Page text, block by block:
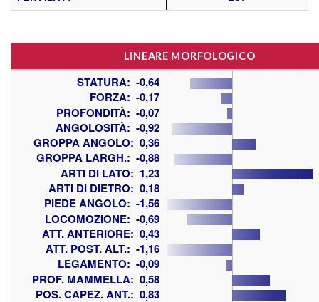
LINEARE MORFOLOGICO